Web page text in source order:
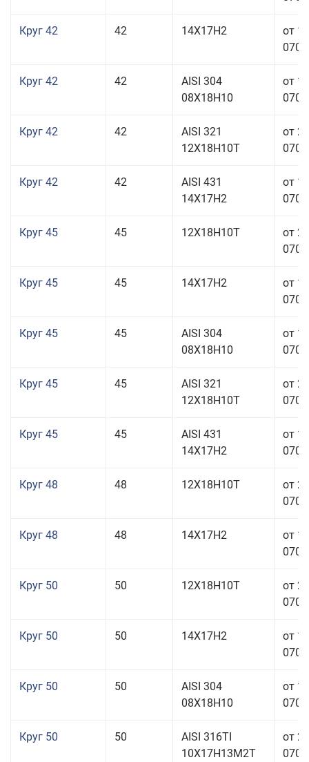
Круг 42 42 14Х17Н2
от
Круг 42 42
AISI 304
08Х18Н10
от
Круг 42 42
AISI 321
12Х18Н10Т
от
Круг 42 42
AISI 431
14Х17Н2
от
Круг 45 45 12Х18Н10Т
от
Круг 45 45 14Х17Н2
от
Круг 45 45
AISI 304
08Х18Н10
от
Круг 45 45
AISI 321
12Х18Н10Т
от
Круг 45 45
AISI 431
14Х17Н2
от
Круг 48 48 12Х18Н10Т
от
Круг 48 48 14Х17Н2
от
Круг 50 50 12Х18Н10Т
от
Круг 50 50 14Х17Н2
от
Круг 50 50
AISI 304
08Х18Н10
от
Круг 50 50
AISI 316TI
10Х17Н13М2Т
от